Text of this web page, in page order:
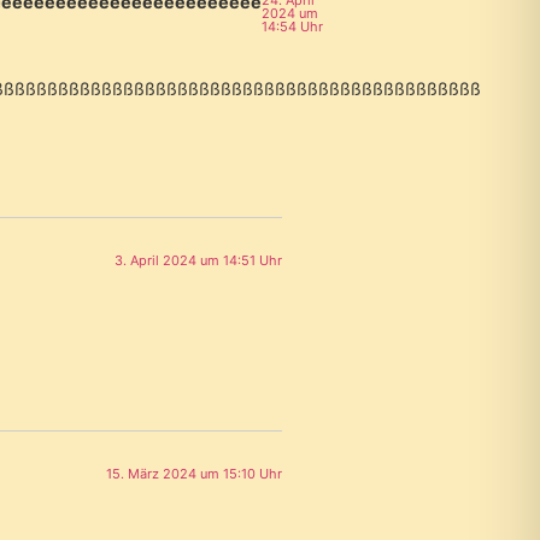
2024 um
14:54 Uhr
3. April 2024 um 14:51 Uhr
15. März 2024 um 15:10 Uhr